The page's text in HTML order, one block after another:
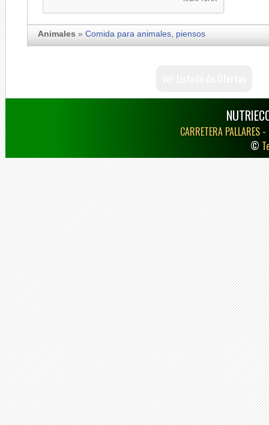
Animales » Comida para animales, piensos
CARRETERA
©